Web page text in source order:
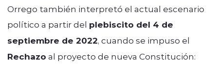
Orrego también interpretó el actual escenario
político a partir del plebiscito del 4 de
septiembre de 2022, cuando se impuso el
Rechazo al proyecto de nueva Constitución: